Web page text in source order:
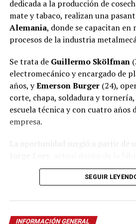
dedicada a la producción de
mate y tabaco, realizan una
Alemania, donde se capacitan en
procesos de la industria
Se trata de Guillermo Skölfman
electromecánico y encargado de
años, yEmerson Burger(24),
corte, chapa, soldadura y tornería,
escuela técnica y con cuatro años
empresa.
La oportunidad surgió a partir de
fundador de la empresa, que
Oberá.
Una oportunidad
SEGUIR
INFORMACIÓN GENERAL